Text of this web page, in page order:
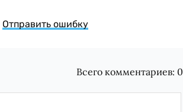
Отправить ошибку
Всего комментариев: 0